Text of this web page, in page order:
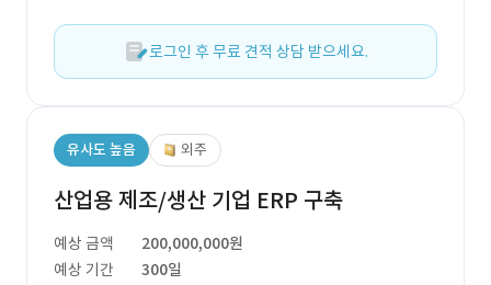
로그인 후 무료 견적 상담 받으세요.
유사도 높음 외주
산업용 제조/생산 기업 ERP 구축
예상 금액
200,000,000원
예상 기간
300일